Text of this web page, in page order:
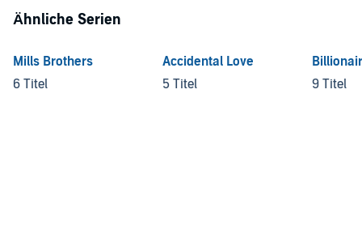
Ähnliche Serien
Mills Brothers
6 Titel
Accidental Love
5 Titel
9 Titel